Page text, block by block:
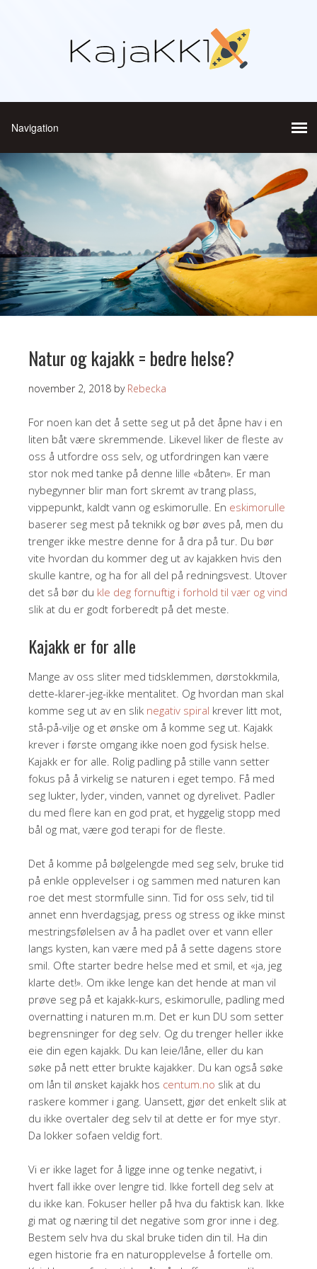
Natur og kajakk = bedre helse?
november 2, 2018 by Rebecka
For noen kan det å sette seg ut på det åpne hav i en
liten båt være skremmende. Likevel liker de fleste av
oss å utfordre oss selv, og utfordringen kan være
stor nok med tanke på denne lille «båten». Er man
nybegynner blir man fort skremt av trang plass,
vippepunkt, kaldt vann og eskimorulle. En eskimorulle
baserer seg mest på teknikk og bør øves på, men du
trenger ikke mestre denne for å dra på tur. Du bør
vite hvordan du kommer deg ut av kajakken hvis den
skulle kantre, og ha for all del på redningsvest. Utover
det så bør du kle deg fornuftig i forhold til vær og vind
slik at du er godt forberedt på det meste.
Kajakk er for alle
Mange av oss sliter med tidsklemmen, dørstokkmila,
dette-klarer-jeg-ikke mentalitet. Og hvordan man skal
komme seg ut av en slik negativ spiral krever litt mot,
stå-på-vilje og et ønske om å komme seg ut. Kajakk
krever i første omgang ikke noen god fysisk helse.
Kajakk er for alle. Rolig padling på stille vann setter
fokus på å virkelig se naturen i eget tempo. Få med
seg lukter, lyder, vinden, vannet og dyrelivet. Padler
du med flere kan en god prat, et hyggelig stopp med
bål og mat, være god terapi for de fleste.
Det å komme på bølgelengde med seg selv, bruke tid
på enkle opplevelser i og sammen med naturen kan
roe det mest stormfulle sinn. Tid for oss selv, tid til
annet enn hverdagsjag, press og stress og ikke minst
mestringsfølelsen av å ha padlet over et vann eller
langs kysten, kan være med på å sette dagens store
smil. Ofte starter bedre helse med et smil, et «ja, jeg
klarte det!». Om ikke lenge kan det hende at man vil
prøve seg på et kajakk-kurs, eskimorulle, padling med
overnatting i naturen m.m. Det er kun DU som setter
begrensninger for deg selv. Og du trenger heller ikke
eie din egen kajakk. Du kan leie/låne, eller du kan
søke på nett etter brukte kajakker. Du kan også søke
om lån til ønsket kajakk hos centum.no slik at du
raskere kommer i gang. Uansett, gjør det enkelt slik at
du ikke overtaler deg selv til at dette er for mye styr.
Da lokker sofaen veldig fort.
Vi er ikke laget for å ligge inne og tenke negativt, i
hvert fall ikke over lengre tid. Ikke fortell deg selv at
du ikke kan. Fokuser heller på hva du faktisk kan. Ikke
gi mat og næring til det negative som gror inne i deg.
Bestem selv hva du skal bruke tiden din til. Ha din
egen historie fra en naturopplevelse å fortelle om.